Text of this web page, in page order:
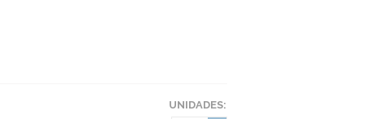
UNIDADES: